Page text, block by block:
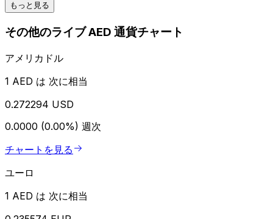
もっと見る
その他のライブ AED 通貨チャート
アメリカドル
1 AED は 次に相当
0.272294 USD
0.0000 (0.00%) 週次
チャートを見る
ユーロ
1 AED は 次に相当